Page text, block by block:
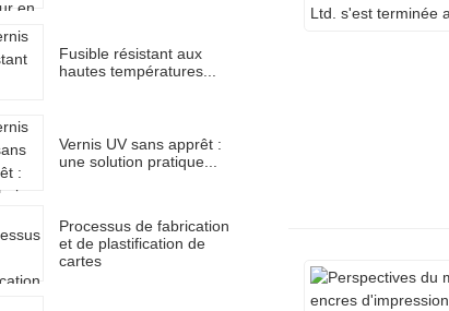
Fusible résistant aux
hautes températures...
Vernis UV sans apprêt :
une solution pratique...
Processus de fabrication
et de plastification de
cartes